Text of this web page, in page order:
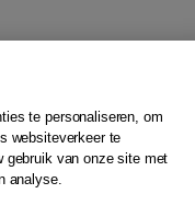
In winkelwagen
te personaliseren, om
websiteverkeer te
gebruik van onze site met
analyse.